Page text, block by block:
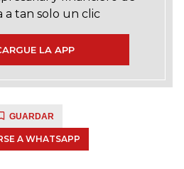
a tan solo un clic
LA APP
GUARDAR
A WHATSAPP